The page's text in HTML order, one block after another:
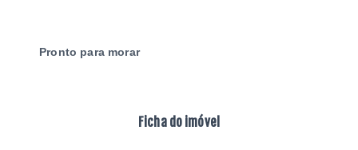
Pronto para morar
Ficha do imóvel